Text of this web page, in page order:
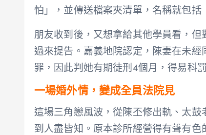
怕」，並傳送檔案夾清單，名稱就包括
朋友收到後，又想拿給其他學員看，
過來提告。嘉義地院認定，陳妻在未
罪，因此判她有期徒刑4個月，得易科
一場婚外情，變成全員法院見
這場三角戀風波，從陳丕修出軌、太
到人盡皆知。原本診所經營得有聲有